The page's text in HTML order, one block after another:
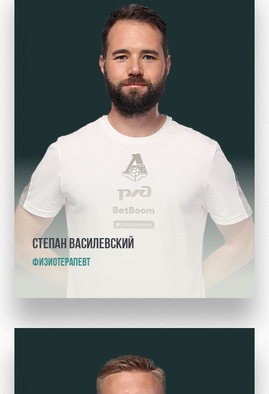
СТЕПАН ВАСИЛЕВСКИЙ
ФИЗИОТЕРАПЕВТ